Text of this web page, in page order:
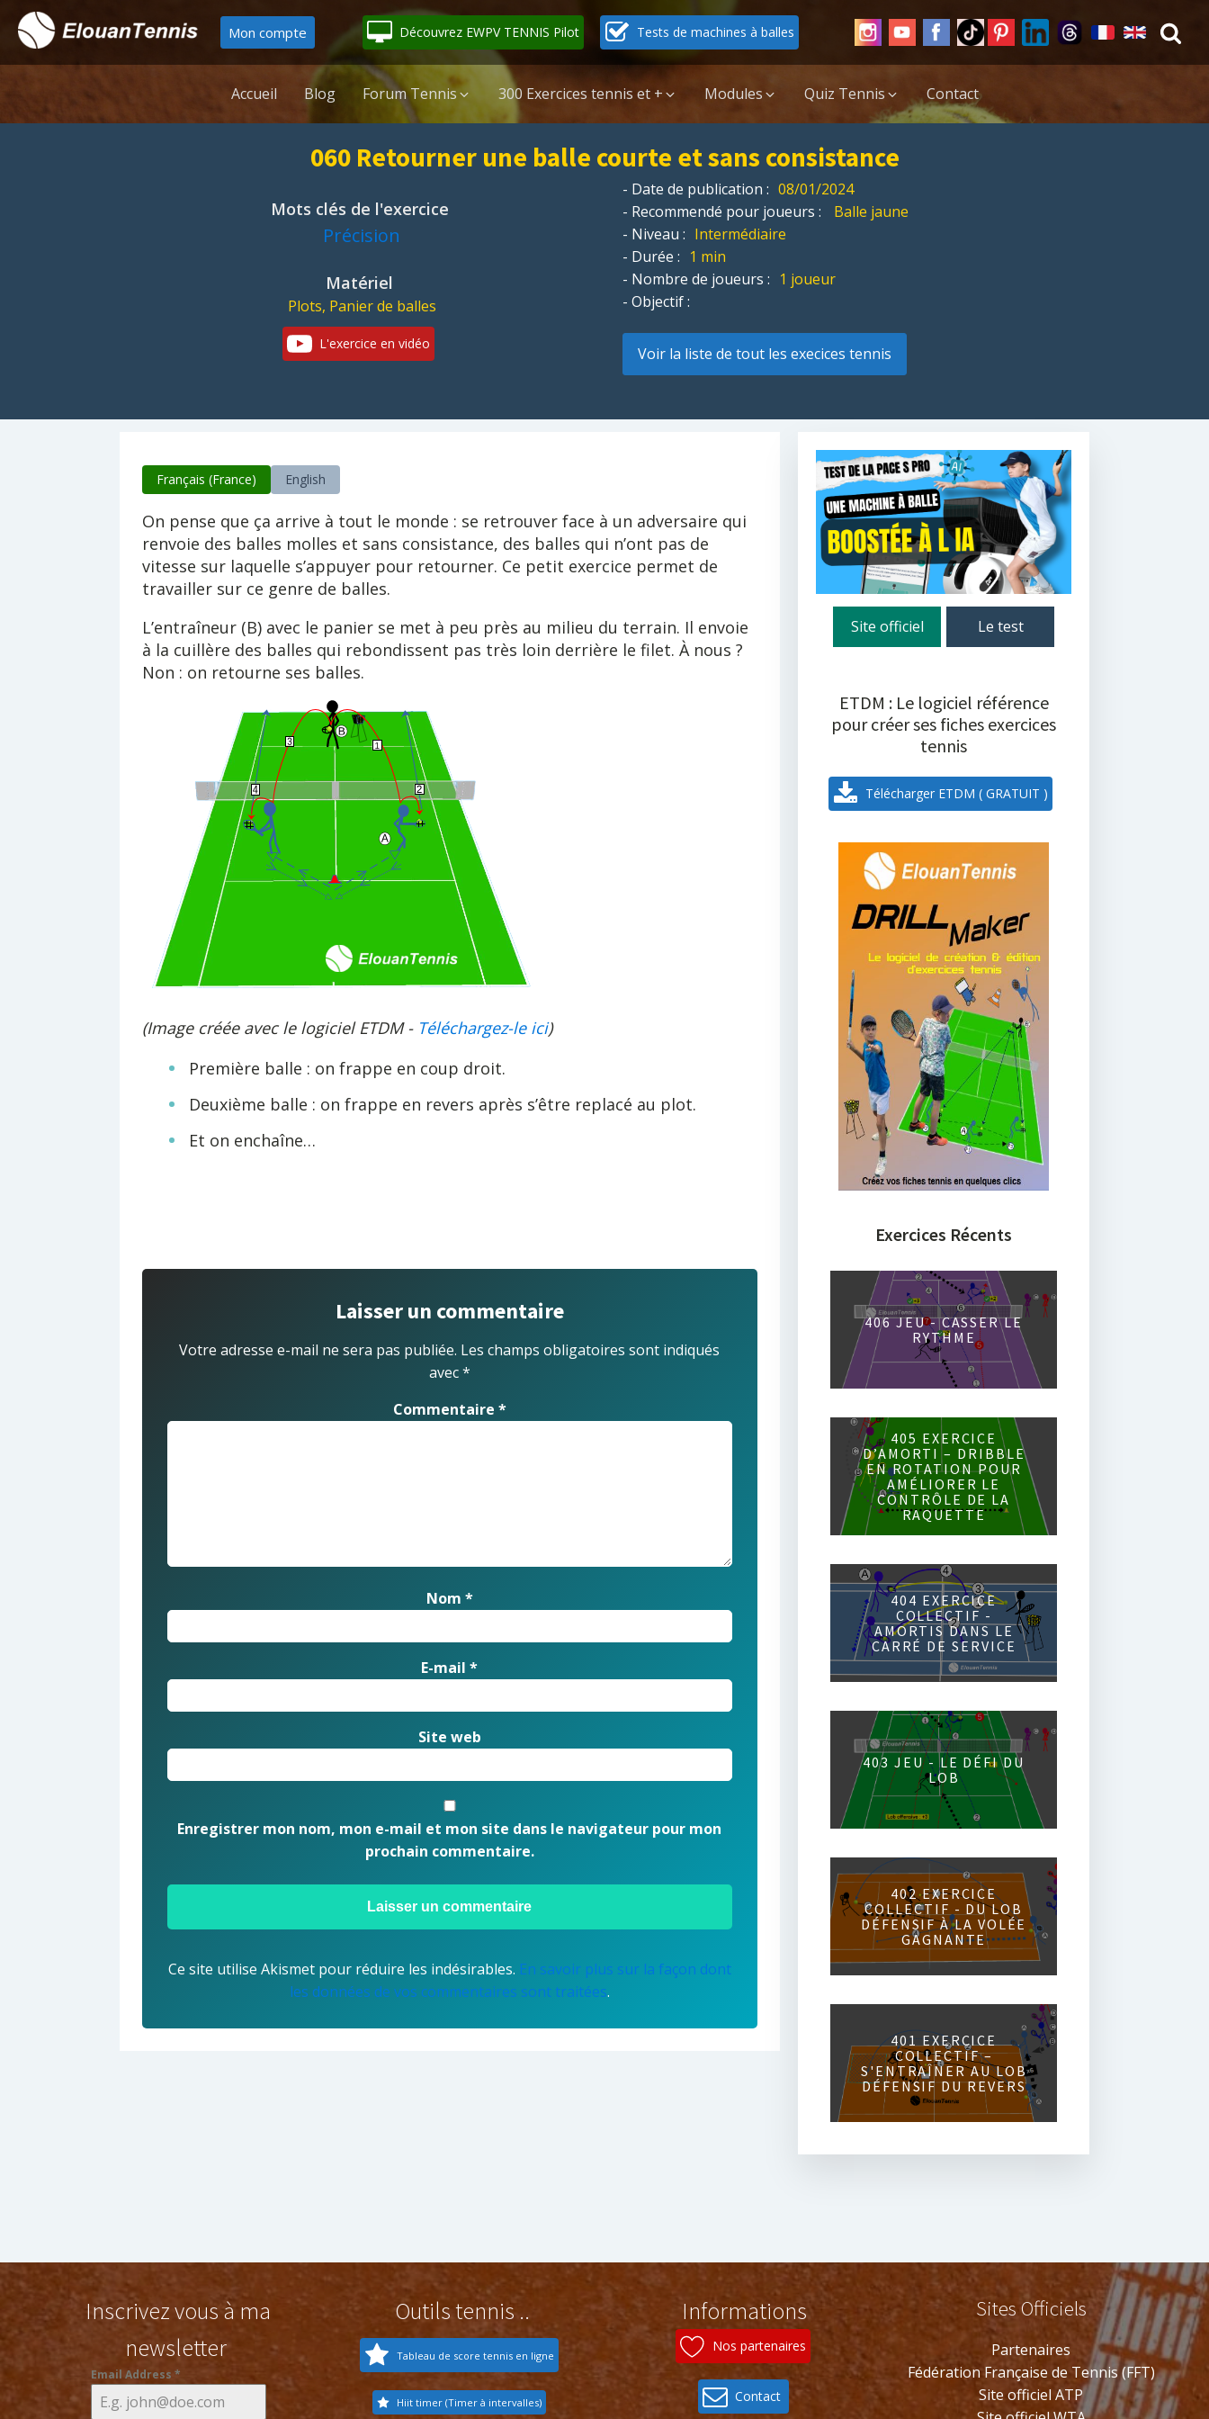
Mon compte Découvrez EWPV TENNIS Pilot Tests de machines à balles
Accueil Blog Forum Tennis 300 Exercices tennis et + Modules Quiz Tennis Contact
060 Retourner une balle courte et sans consistance
Mots clés de l'exercice
Précision
Matériel
Plots, Panier de balles
L'exercice en vidéo
- Date de publication : 08/01/2024
- Recommendé pour joueurs :
Balle jaune
- Niveau : Intermédiaire
- Durée : 1 min
- Nombre de joueurs : 1 joueur
- Objectif :
Voir la liste de tout les execices tennis
Français (France) English
On pense que ça arrive à tout le monde : se retrouver face à un adversaire qui
renvoie des balles molles et sans consistance, des balles qui n’ont pas de
vitesse sur laquelle s’appuyer pour retourner. Ce petit exercice permet de
travailler sur ce genre de balles.
L’entraîneur (B) avec le panier se met à peu près au milieu du terrain. Il envoie
à la cuillère des balles qui rebondissent pas très loin derrière le filet. À nous ?
Non : on retourne ses balles.
(Image créée avec le logiciel ETDM - Téléchargez-le ici)
Première balle : on frappe en coup droit.
Deuxième balle : on frappe en revers après s’être replacé au plot.
Et on enchaîne…
Laisser un commentaire
Votre adresse e-mail ne sera pas publiée. Les champs obligatoires sont indiqués
avec*
Commentaire *
Nom *
E-mail*
Site web
Enregistrer mon nom, mon e-mail et mon site dans le navigateur pour mon
prochain commentaire.
Ce site utilise Akismet pour réduire les indésirables. En savoir plus sur la façon dont
les données de vos commentaires sont traitées.
Site officiel Le test
ETDM : Le logiciel référence
pour créer ses fiches exercices
tennis
Télécharger ETDM ( GRATUIT )
Exercices Récents
406 JEU - CASSER LE
RYTHME
405 EXERCICE
D’AMORTI – DRIBBLE
EN ROTATION POUR
AMÉLIORER LE
CONTRÔLE DE LA
RAQUETTE
404 EXERCICE
COLLECTIF -
AMORTIS DANS LE
CARRÉ DE SERVICE
403 JEU - LE DÉFI DU
LOB
402 EXERCICE
COLLECTIF - DU LOB
DÉFENSIF À LA VOLÉE
GAGNANTE
401 EXERCICE
COLLECTIF –
S'ENTRAÎNER AU LOB
DÉFENSIF DU REVERS
Inscrivez vous à ma
newsletter
Email Address *
Outils tennis ..
Tableau de score tennis en ligne
Hiit timer (Timer à intervalles)
Informations
Nos partenaires
Contact
Sites Officiels
Partenaires
Fédération Française de Tennis (FFT)
Site officiel ATP